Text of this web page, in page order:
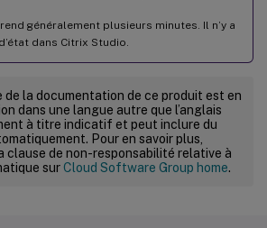
généralement plusieurs minutes. Il n’y a
dans Citrix Studio.
de la documentation de ce produit est en
dans une langue autre que l’anglais
à titre indicatif et peut inclure du
Pour en savoir plus,
clause de non-responsabilité relative à
surCloud Software Group home.